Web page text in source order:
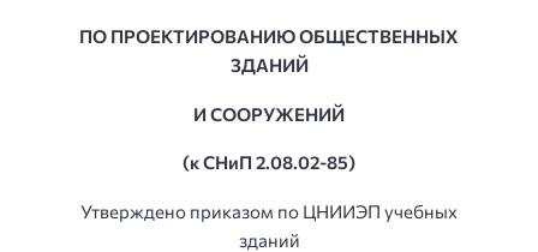
ПО ПРОЕКТИРОВАНИЮ ОБЩЕСТВЕННЫХ
ЗДАНИЙ
И СООРУЖЕНИЙ
(к СНиП 2.08.02-85)
Утверждено приказом по ЦНИИЭП учебных
зданий